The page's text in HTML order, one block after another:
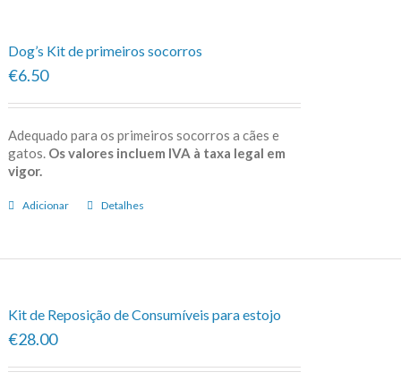
Dog’s Kit de primeiros socorros
€6.50
Adequado para os primeiros socorros a cães e
gatos. Os valores incluem IVA à taxa legal em
vigor.
Adicionar Detalhes
Kit de Reposição de Consumíveis para estojo
€28.00